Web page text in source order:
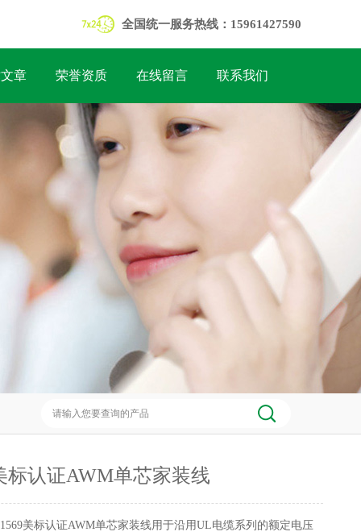
全国统一服务热线：15961427590
章 荣誉资质 在线留言 联系我们
标认证AWM单芯家装线
美标认证AWM单芯家装线用于沿用UL电缆系列的额定电压